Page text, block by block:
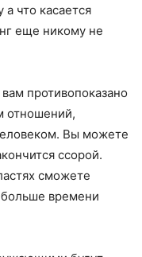
что касается
еще никому не
противопоказано
отношений,
Вы можете
ссорой.
сможете
больше времени